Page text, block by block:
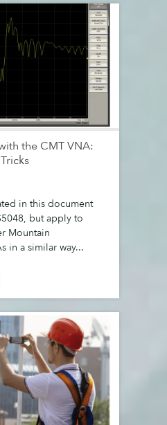
the CMT VNA:
in this document
but apply to
Mountain
in a similar way...